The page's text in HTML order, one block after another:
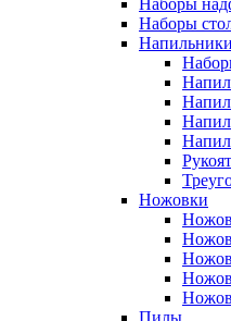
Наборы
Наборы
Напильники
Ножовки
Пилы